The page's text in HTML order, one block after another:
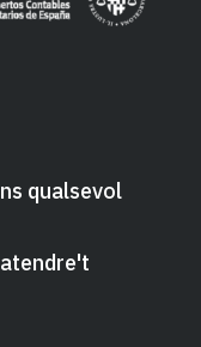
qualsevol